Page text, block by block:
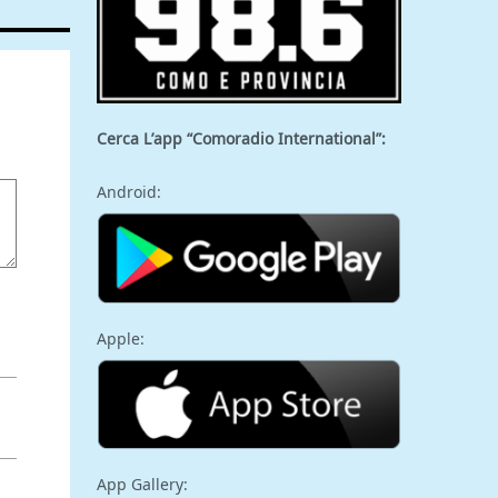
Cerca L’app “Comoradio International”:
Android:
Apple:
App Gallery: